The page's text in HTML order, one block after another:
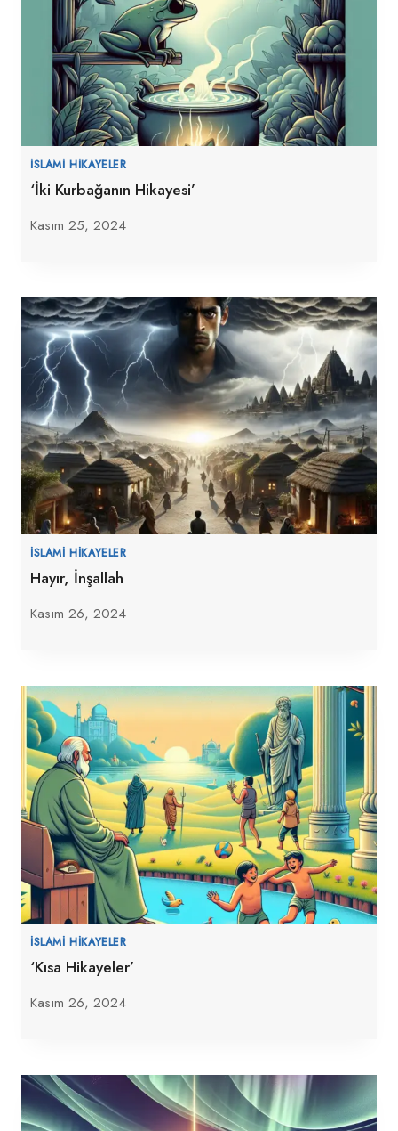
İSLAMI HIKAYELER
‘İki Kurbağanın Hikayesi’
Kasım 25, 2024
İSLAMI HIKAYELER
Hayır, İnşallah
Kasım 26, 2024
İSLAMI HIKAYELER
‘Kısa Hikayeler’
Kasım 26, 2024